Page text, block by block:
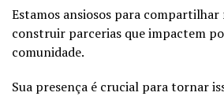
Estamos ansiosos para compartilhar
construir parcerias que impactem
comunidade.
Sua presença é crucial para tornar